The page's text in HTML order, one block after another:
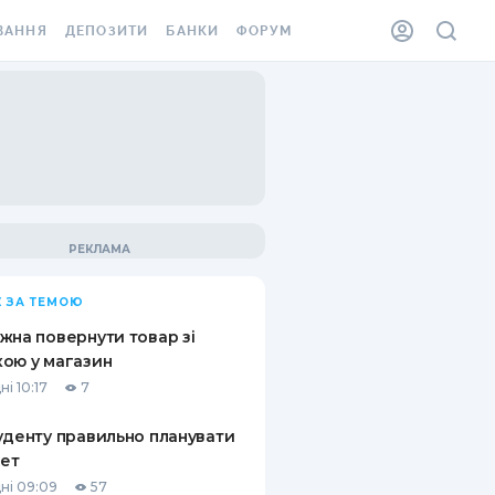
ВІНЬЄТКА
ВІД
ВИПАДКІВ
ДЕПОЗИТИ
ПИТАННЯ ТА ВІДПОВІДІ
ПУТІВНИКИ ПО
БАНКИ ФОРУМ
ЗА ТЕМОЮ
повернути товар зі
у магазин
10:17 7
правильно планувати
09:09 57